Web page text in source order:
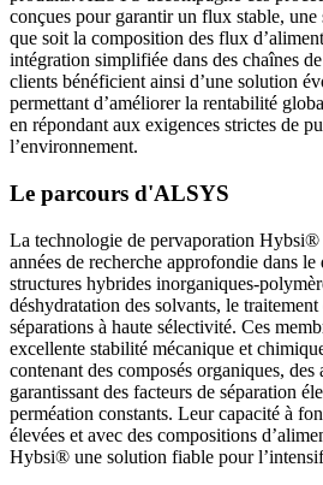
conçues pour garantir un flux stable,
que soit la composition des flux
intégration simplifiée dans des chaînes
clients bénéficient ainsi d’une solution
permettant d’améliorer la rentabilité
en répondant aux exigences strictes de
l’environnement.
Le parcours d'ALSYS
La technologie de pervaporation Hybsi®
années de recherche approfondie dans
structures hybrides inorganiques-
déshydratation des solvants, le traitement
séparations à haute sélectivité. Ces
excellente stabilité mécanique et
contenant des composés organiques, des
garantissant des facteurs de séparation
perméation constants. Leur capacité à
élevées et avec des compositions
Hybsi® une solution fiable pour